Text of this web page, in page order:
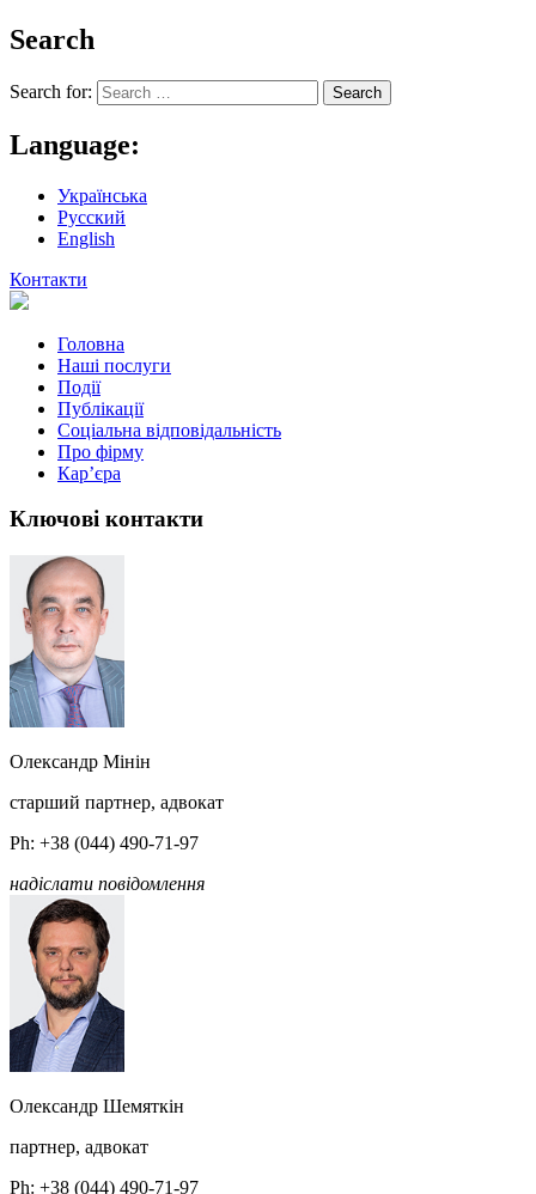
Search
Search for:
Language:
Українська
Русский
English
Контакти
Головна
Наші послуги
Події
Публікації
Соціальна відповідальність
Про фiрму
Кар’єра
Ключові контакти
Олександр Мінін
старший партнер, адвокат
Ph: +38 (044) 490-71-97
надіслати повідомлення
Олександр Шемяткін
партнер, адвокат
Ph: +38 (044) 490-71-97